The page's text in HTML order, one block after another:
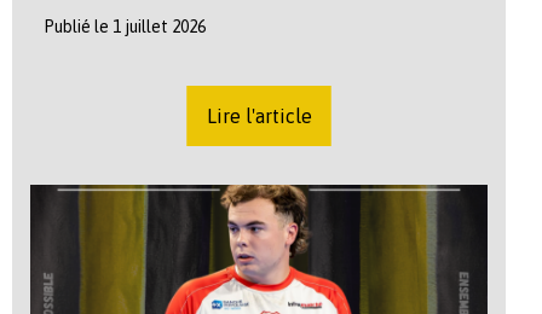
Publié le 1 juillet 2026
Lire l'article